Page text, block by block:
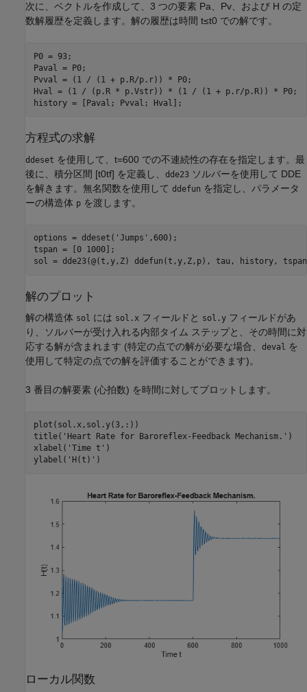
次に、ベクトルを作成して、3 つの要素 Pa Pv 、および H の定
数解履歴を定義します。解の履歴は時間 t≤t0 での解です。
P0 = 93;
Paval = P0;
Pvval = (1 / (1 + p.R/p.r)) * P0;
Hval = (1 / (p.R * p.Vstr)) * (1 / (1 + p.r/p.R)) * P0;
history = [Paval; Pvval; Hval];
方程式の求解
ddeset を使用して、 t=600 での不連続性の存在を指定します。最
後に、積分区間 [t0tf] を定義し、 dde23 ソルバーを使用して DDE
を解きます。無名関数を使用して ddefun を指定し、パラメータ
ーの構造体 p を渡します。
options = ddeset( 'Jumps' ,600);
tspan = [0 1000];
sol = dde23(@(t,y,Z) ddefun(t,y,Z,p), tau, history,
解のプロット
解の構造体 sol には sol.x フィールドと sol.y フィールドがあ
り、ソルバーが受け入れる内部タイム ステップと、その時間に対
応する解が含まれます (特定の点での解が必要な場合、 deval を
使用して特定の点での解を評価することができます)。
3 番目の解要素 (心拍数) を時間に対してプロットします。
plot(sol.x,sol.y(3,:))
title( 'Heart Rate for Baroreflex-Feedback Mechanism.' )
xlabel( 'Time t' )
ylabel( 'H(t)' )
ローカル関数